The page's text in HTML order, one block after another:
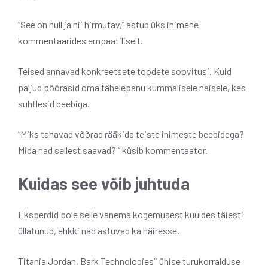
“See on hull ja nii hirmutav,” astub üks inimene
kommentaarides empaatiliselt.
Teised annavad konkreetsete toodete soovitusi. Kuid
paljud pöörasid oma tähelepanu kummalisele naisele, kes
suhtlesid beebiga.
“Miks tahavad võõrad rääkida teiste inimeste beebidega?
Mida nad sellest saavad? ” küsib kommentaator.
Kuidas see võib juhtuda
Eksperdid pole selle vanema kogemusest kuuldes täiesti
üllatunud, ehkki nad astuvad ka häiresse.
Titania Jordan, Bark Technologies’i ühise turukorralduse